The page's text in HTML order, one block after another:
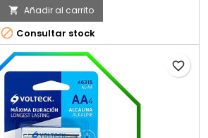
 Añadir al carrito
 Consultar stock
favorite_border